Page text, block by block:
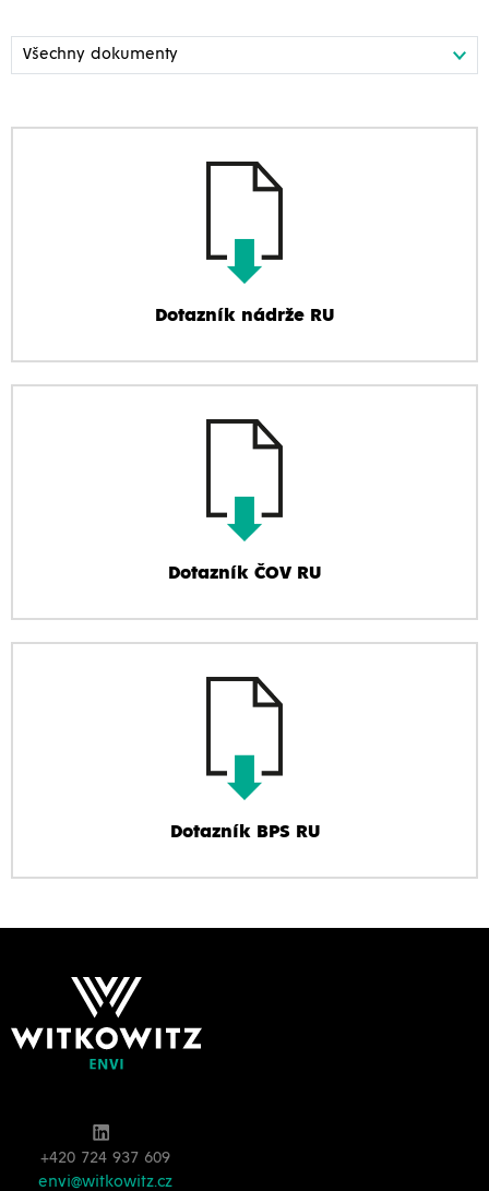
Dotazník nádrže RU
Dotazník ČOV RU
Dotazník BPS RU
+420 724 937 609
envi@witkowitz.cz